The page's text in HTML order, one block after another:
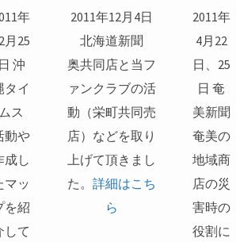
年
月25
日 沖
タイ
ムス
動や
成し
マッ
を紹
して
2011年12月4日
北海道新聞
奥共同店と当フ
ァンクラブの活
動（栄町共同売
店）などを取り
上げて頂きまし
た。 詳細はこち
ら
2011年
4月22
日、25
日 奄
美新聞
奄美の
地域商
店の災
害時の
役割に